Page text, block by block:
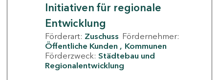
Initiativen für regionale
Entwicklung
Förderart: Zuschuss Fördernehmer:
Öffentliche Kunden
Kommunen
Förderzweck: Städtebau und
Regionalentwicklung